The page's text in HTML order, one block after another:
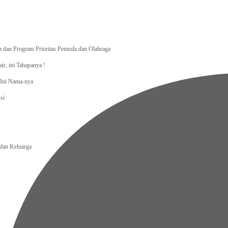
Program Prioritas Pemuda dan Olahraga
ini Tahapanya !
Nama-nya
Keluarga